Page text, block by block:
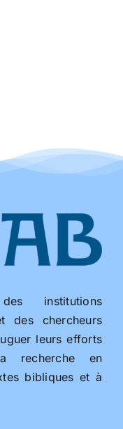
institutions
des chercheurs
leurs efforts
recherche en
bibliques et à